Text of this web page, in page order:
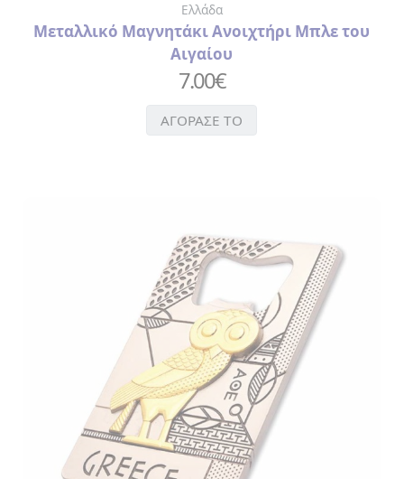
Ελλάδα
Μεταλλικό Μαγνητάκι Ανοιχτήρι Μπλε του
Αιγαίου
7.00€
ΑΓΟΡΑΣΕ ΤΟ